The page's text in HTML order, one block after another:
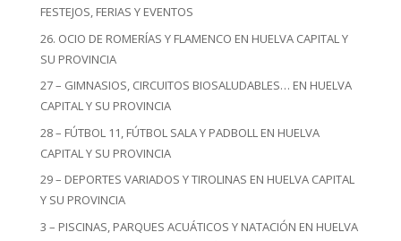
FESTEJOS, FERIAS Y EVENTOS
26. OCIO DE ROMERÍAS Y FLAMENCO EN HUELVA CAPITAL Y
SU PROVINCIA
27 – GIMNASIOS, CIRCUITOS BIOSALUDABLES… EN HUELVA
CAPITAL Y SU PROVINCIA
28 – FÚTBOL 11, FÚTBOL SALA Y PADBOLL EN HUELVA
CAPITAL Y SU PROVINCIA
29 – DEPORTES VARIADOS Y TIROLINAS EN HUELVA CAPITAL
Y SU PROVINCIA
3 – PISCINAS, PARQUES ACUÁTICOS Y NATACIÓN EN HUELVA